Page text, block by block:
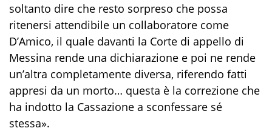
soltanto dire che resto sorpreso che possa
ritenersi attendibile un collaboratore come
D’Amico, il quale davanti la Corte di appello di
Messina rende una dichiarazione e poi ne rende
un’altra completamente diversa, riferendo fatti
appresi da un morto… questa è la correzione che
ha indotto la Cassazione a sconfessare sé
stessa».